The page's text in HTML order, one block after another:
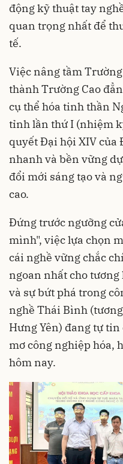
động kỹ thuật tay
quan trọng nhất để
tế.
Việc nâng tầm
thành Trường Cao
cụ thể hóa tinh thần
tỉnh lần thứ I (nhiệm
quyết Đại hội XIV của
nhanh và bền vững
đổi mới sáng tạo và
cao.
Đứng trước ngưỡng
mình", việc lựa chọn
cái nghề vững chắc
ngoan nhất cho
và sự bứt phá trong
nghề Thái Bình
Hưng Yên) đang tự
mơ công nghiệp hóa,
hôm nay.